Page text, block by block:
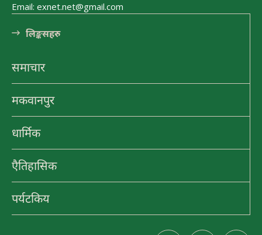
Email: exnet.net@gmail.com
लि󠅵ङ्कसहरु
समाचार
मकवानपुर
धार्मिक
एैतिहासिक
पर्यटकिय